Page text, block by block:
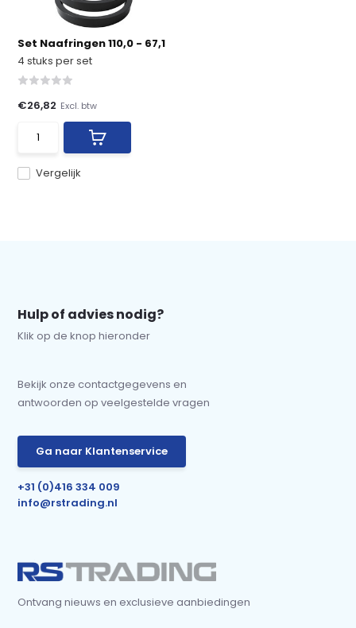
Set Naafringen 110,0 - 67,1
4 stuks per set
Vergelijk
€26,82 Excl. btw
Hulp of advies nodig?
Klik op de knop hieronder
Bekijk onze contactgegevens en
antwoorden op veelgestelde vragen
Ga naar Klantenservice
+31 (0)416 334 009
info@rstrading.nl
Ontvang nieuws en exclusieve aanbiedingen